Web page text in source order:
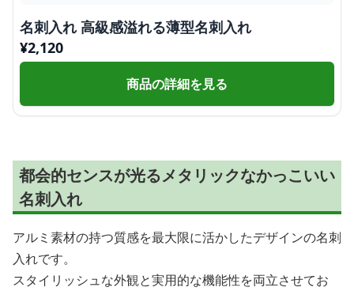
名刺入れ 高級感溢れる薄型名刺入れ
¥2,120
商品の詳細を見る
都会的センスが光るメタリックなかっこいい
名刺入れ
アルミ素材の持つ質感を最大限に活かしたデザインの名刺
入れです。
スタイリッシュな外観と実用的な機能性を両立させてお